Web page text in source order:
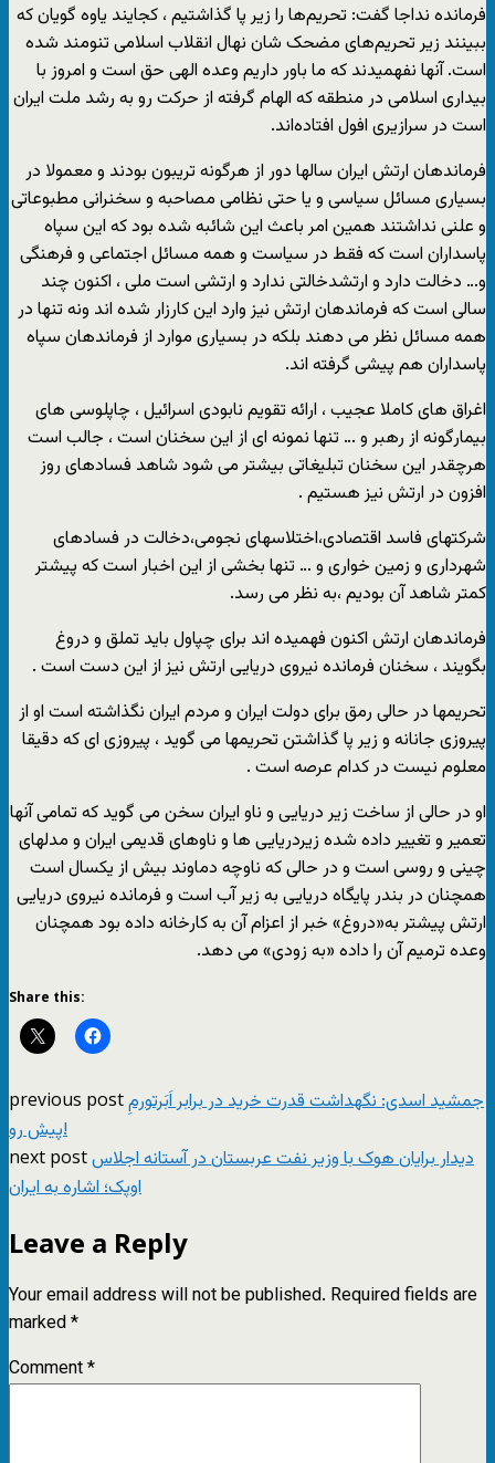
فرمانده نداجا گفت: تحریم‌ها را زیر پا گذاشتیم ، کجایند یاوه گویان که
ببینند زیر تحریم‌های مضحک شان نهال انقلاب اسلامی تنومند شده
است. آنها نفهمیدند که ما باور داریم وعده الهی حق است و امروز با
بیداری اسلامی در منطقه که الهام گرفته از حرکت رو به رشد ملت ایران
است در سرازیری افول افتاده‌اند.
فرماندهان ارتش ایران سالها دور از هرگونه تریبون بودند و معمولا در
بسیاری مسائل سیاسی و یا حتی نظامی مصاحبه و سخنرانی مطبوعاتی
و علنی نداشتند همین امر باعث این شائبه شده بود که این سپاه
پاسداران است که فقط در سیاست و همه مسائل اجتماعی و فرهنگی
و… دخالت دارد و ارتشدخالتی ندارد و ارتشی است ملی ، اکنون چند
سالی است که فرماندهان ارتش نیز وارد این کارزار شده اند ونه تنها در
همه مسائل نظر می دهند بلکه در بسیاری موارد از فرماندهان سپاه
پاسداران هم پیشی گرفته اند.
اغراق های کاملا عجیب ، ارائه تقویم نابودی اسرائیل ، چاپلوسی های
بیمارگونه از رهبر و … تنها نمونه ای از این سخنان است ، جالب است
هرچقدر این سخنان تبلیغاتی بیشتر می شود شاهد فسادهای روز
افزون در ارتش نیز هستیم .
شرکتهای فاسد اقتصادی،اختلاسهای نجومی،دخالت در فسادهای
شهرداری و زمین خواری و … تنها بخشی از این اخبار است که پیشتر
کمتر شاهد آن بودیم ،به نظر می رسد.
فرماندهان ارتش اکنون فهمیده اند برای چپاول باید تملق و دروغ
بگویند ، سخنان فرمانده نیروی دریایی ارتش نیز از این دست است .
تحریمها در حالی رمق برای دولت ایران و مردم ایران نگذاشته است او از
پیروزی جانانه و زیر پا گذاشتن تحریمها می گوید ، پیروزی ای که دقیقا
معلوم نیست در کدام عرصه است .
او در حالی از ساخت زیر دریایی و ناو ایران سخن می گوید که تمامی آنها
تعمیر و تغییر داده شده زیردریایی ها و ناوهای قدیمی ایران و مدلهای
چینی و روسی است و در حالی که ناوچه دماوند بیش از یکسال است
همچنان در بندر پایگاه دریایی به زیر آب است و فرمانده نیروی دریایی
ارتش پیشتر به«دروغ» خبر از اعزام آن به کارخانه داده بود همچنان
وعده ترمیم آن را داده «به زودی» می دهد.
Share this:
previous postجمشید اسدی: نگهداشت قدرت خرید در برابر اَبَرتورمِ
پیش رو!
next postدیدار برایان هوک با وزیر نفت عربستان در آستانه اجلاس
اوپک؛ اشاره به ایران
Leave a Reply
Your email address will not be published. Required fields are
marked*
Comment*